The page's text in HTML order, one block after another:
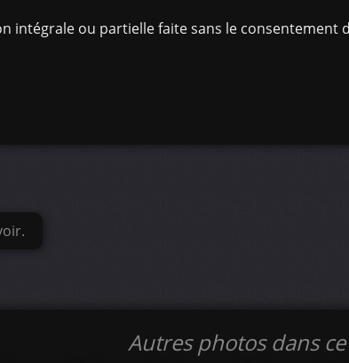
intégrale ou partielle faite sans le consentement
Autres photos dans